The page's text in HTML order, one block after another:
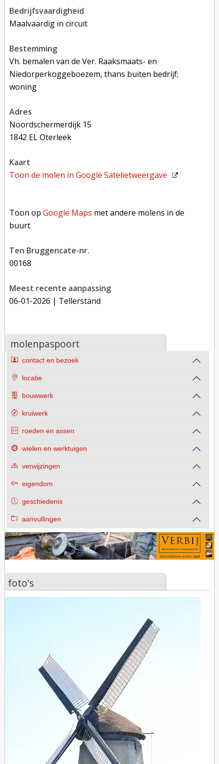
bedrijfsvaardigheid
Maalvaardig in circuit
bestemming
Vh. bemalen van de Ver. Raaksmaats- en
Niedorperkoggeboezem, thans buiten bedrijf;
woning
adres
Noordschermerdijk 15
1842 EL Oterleek
kaart
Toon de molen inGoogle Satelietweergave
Toon opGoogle Maps met andere molens in de
buurt
Ten Bruggencate-nr.
00168
Meest recente aanpassing
06-01-2026 | Tellerstand
molenpaspoort
contact en bezoek
locatie
bouwwerk
kruiwerk
roeden en assen
wielen en werktuigen
verwijzingen
eigendom
geschiedenis
aanvullingen
foto's